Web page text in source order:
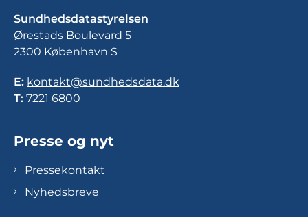
Sundhedsdatastyrelsen
Ørestads Boulevard 5
2300 København S
E: kontakt@sundhedsdata.dk
T: 7221 6800
Presse og nyt
Pressekontakt
Nyhedsbreve